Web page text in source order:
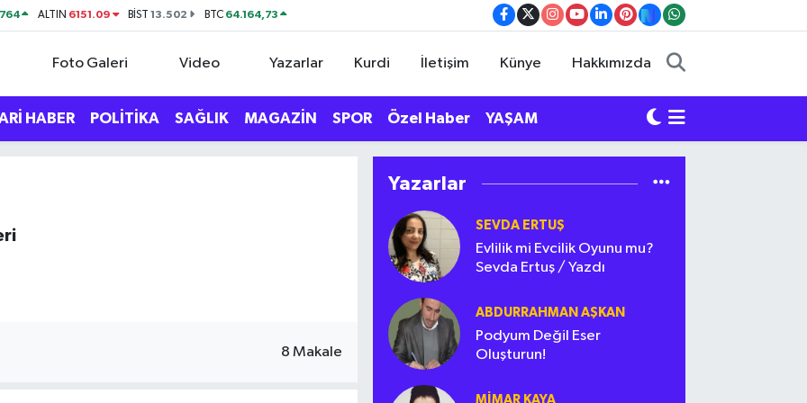
ALTIN 6151.09 BİST13.502 BTC 64.164,73
Foto Galeri Video Yazarlar Kurdi İletişim Künye Hakkımızda
HABER POLİTİKA SAĞLIK MAGAZİN SPOR Özel Haber YAŞAM
8 Makale
Yazarlar
SEVDA ERTUŞ
Evlilik mi Evcilik Oyunu mu?
Sevda Ertuş / Yazdı
ABDURRAHMAN AŞKAN
Podyum Değil Eser
Oluşturun!
MIMAR KAYA